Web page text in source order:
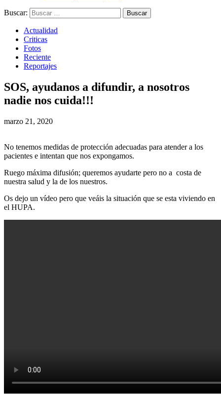
Buscar:
Actualidad
Criticas
Fotos
Reciente
Reportajes
SOS, ayudanos a difundir, a nosotros
nadie nos cuida!!!
marzo 21, 2020
No tenemos medidas de protección adecuadas para atender a los
pacientes e intentan que nos expongamos.
Ruego máxima difusión; queremos ayudarte pero no a costa de
nuestra salud y la de los nuestros.
Os dejo un vídeo pero que veáis la situación que se esta viviendo en
el HUPA.